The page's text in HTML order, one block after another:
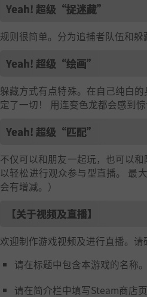
Yeah! 超级“捉迷藏”
规则很简单。分为追捕者队伍和躲
Yeah! 超级“绘画”
躲藏方式有点特殊。在自己纯白
定了一切！ 用连变色龙都会感到
Yeah! 超级“匹配”
不仅可以和朋友一起玩，也可以
以轻松进行观众参与型直播。 最
会有增减。）
【关于视频及直播】
欢迎制作游戏视频及进行直播。请
请在标题中包含本游戏的名称。
请在简介栏中填写Steam商店页